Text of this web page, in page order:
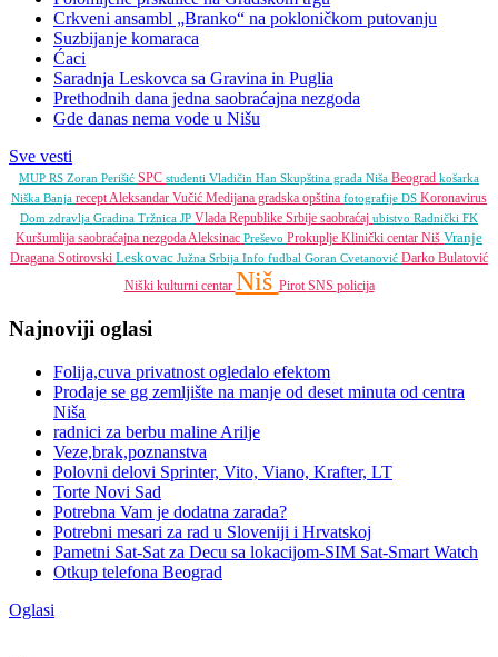
Crkveni ansambl „Branko“ na pokloničkom putovanju
Suzbijanje komaraca
Ćaci
Saradnja Leskovca sa Gravina in Puglia
Prethodnih dana jedna saobraćajna nezgoda
Gde danas nema vode u Nišu
Sve vesti
MUP RS Zoran Perišić SPC studenti Vladičin Han Skupština grada Niša Beograd košarka
Niška Banja recept Aleksandar Vučić Medijana gradska opština fotografije DS Koronavirus
Dom zdravlja Gradina Tržnica JP Vlada Republike Srbije saobraćaj ubistvo Radnički FK
Kuršumlija saobraćajna nezgoda Aleksinac Preševo Prokuplje Klinički centar Niš Vranje
Dragana Sotirovski Leskovac Južna Srbija Info fudbal Goran Cvetanović Darko Bulatović
Niški kulturni centar Niš Pirot SNS policija
Najnoviji oglasi
Folija,cuva privatnost ogledalo efektom
Prodaje se gg zemljište na manje od deset minuta od centra
Niša
radnici za berbu maline Arilje
Veze,brak,poznanstva
Polovni delovi Sprinter, Vito, Viano, Krafter, LT
Torte Novi Sad
Potrebna Vam je dodatna zarada?
Potrebni mesari za rad u Sloveniji i Hrvatskoj
Pametni Sat-Sat za Decu sa lokacijom-SIM Sat-Smart Watch
Otkup telefona Beograd
Oglasi